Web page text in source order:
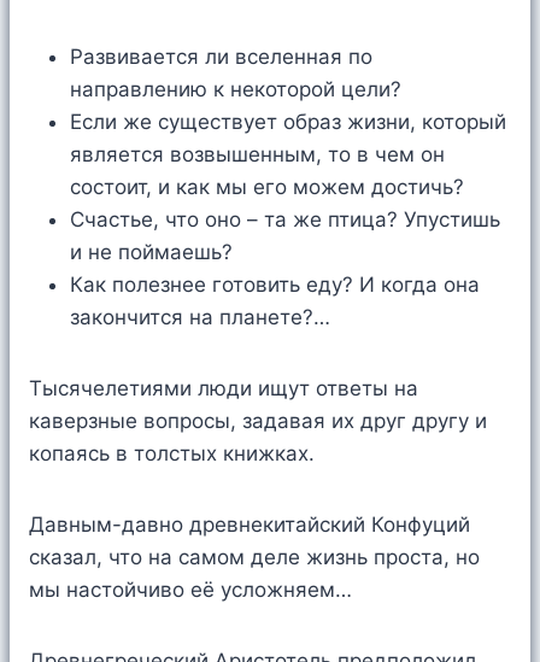
Развивается ли вселенная по
направлению к некоторой цели?
Если же существует образ жизни, который
является возвышенным, то в чем он
состоит, и как мы его можем достичь?
Счастье, что оно – та же птица? Упустишь
и не поймаешь?
Как полезнее готовить еду? И когда она
закончится на планете?…
Тысячелетиями люди ищут ответы на
каверзные вопросы, задавая их друг другу и
копаясь в толстых книжках.
Давным-давно древнекитайский Конфуций
сказал, что на самом деле жизнь проста, но
мы настойчиво её усложняем…